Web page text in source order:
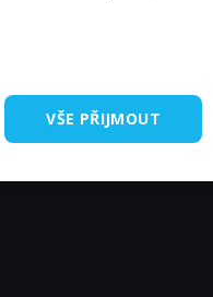
VŠE PŘIJMOUT